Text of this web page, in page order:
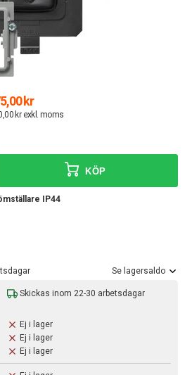
kr
kr exkl. moms
IP44
KÖP
Se lagersaldo
Skickas inom 22-30 arbetsdagar
Ej i lager
Ej i lager
Ej i lager